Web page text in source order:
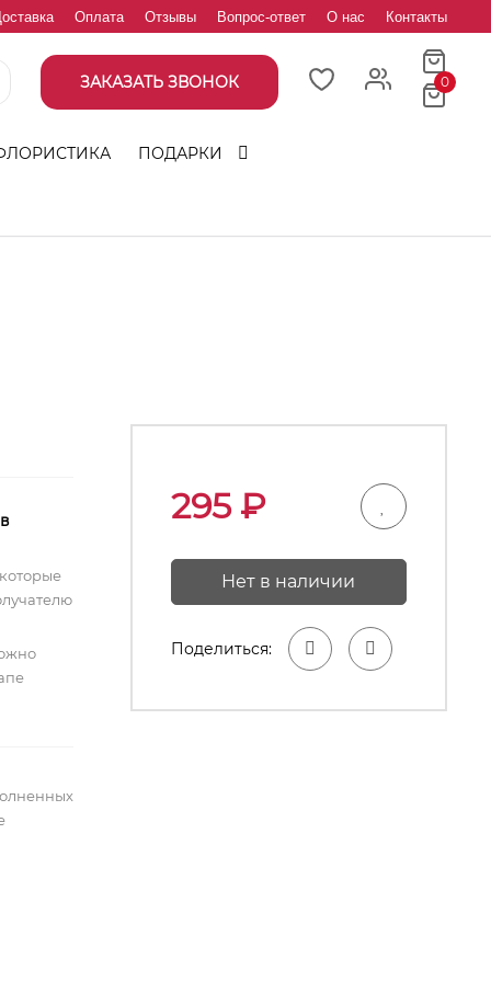
Оплата Отзывы Вопрос-ответ О нас Контакты
ЗАКАЗАТЬ ЗВОНОК 0
ПОДАРКИ
295₽
Нет в наличии
Поделиться: